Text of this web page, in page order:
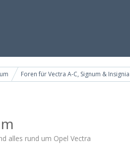
Foren für Vectra A-C, Signum & Insignia
alles rund um Opel Vectra